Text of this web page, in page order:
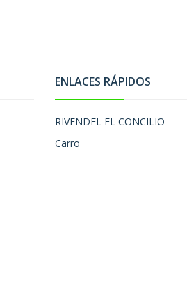
ENLACES RÁPIDOS
RIVENDEL EL CONCILIO
Carro